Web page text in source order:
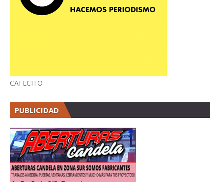
CAFECITO
PUBLICIDAD